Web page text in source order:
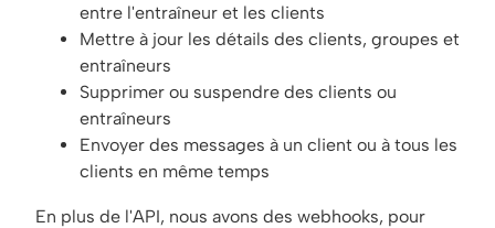
entre l'entraîneur et les clients
Mettre à jour les détails des clients, groupes et
entraîneurs
Supprimer ou suspendre des clients ou
entraîneurs
Envoyer des messages à un client ou à tous les
clients en même temps
En plus de l'API, nous avons des webhooks, pour